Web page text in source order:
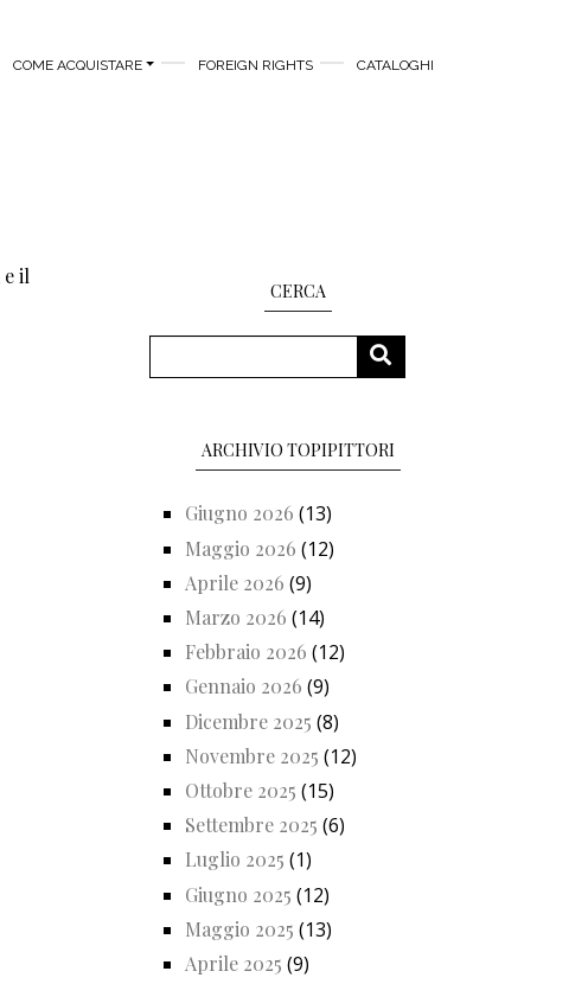
COME ACQUISTARE FOREIGN RIGHTS CATALOGHI
e il
CERCA
CERCA
ARCHIVIO TOPIPITTORI
Giugno 2026 (13)
Maggio 2026 (12)
Aprile 2026 (9)
Marzo 2026 (14)
Febbraio 2026 (12)
Gennaio 2026 (9)
Dicembre 2025 (8)
Novembre 2025 (12)
Ottobre 2025 (15)
Settembre 2025 (6)
Luglio 2025 (1)
Giugno 2025 (12)
Maggio 2025 (13)
Aprile 2025 (9)